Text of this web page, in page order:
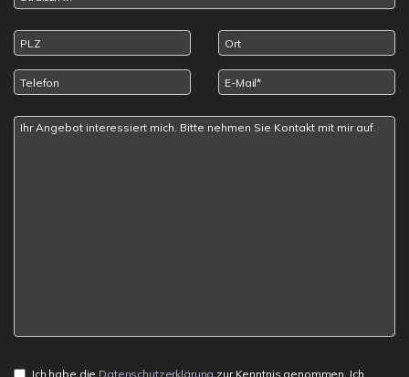
Ich habe die Datenschutzerklärung zur Kenntnis genommen. Ich